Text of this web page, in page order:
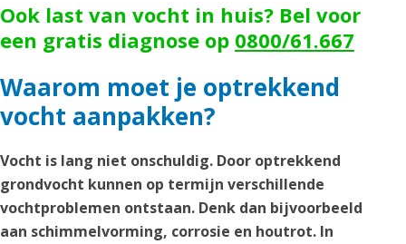
Ook last van vocht in huis? Bel voor
een gratis diagnose op 0800/61.667
Waarom moet je optrekkend
vocht aanpakken?
Vocht is lang niet onschuldig. Door optrekkend
grondvocht kunnen op termijn verschillende
vochtproblemen ontstaan. Denk dan bijvoorbeeld
aan schimmelvorming, corrosie en houtrot. In